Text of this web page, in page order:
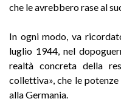
che le avrebbero rase al
In ogni modo, va
luglio 1944, nel
realtà concreta della
collettiva», che le
alla Germania.